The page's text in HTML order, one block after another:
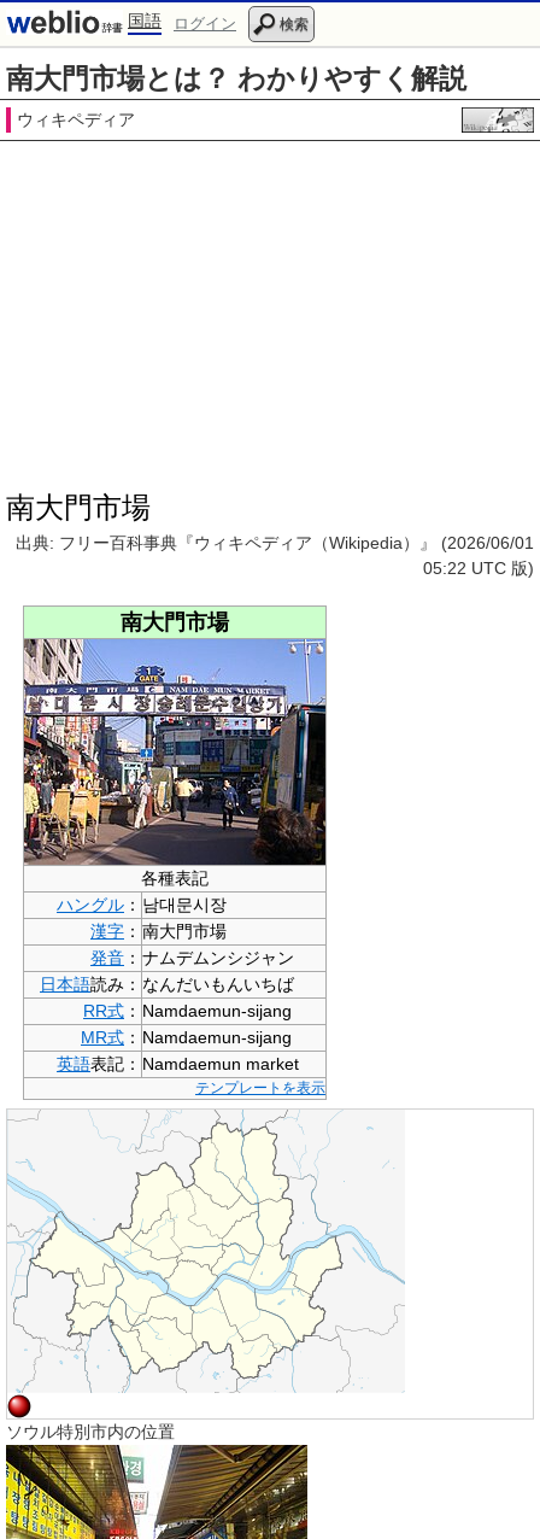
国語 ログイン 検索
南大門市場とは？ わかりやすく解説
ウィキペディア
南大門市場
出典: フリー百科事典『ウィキペディア（Wikipedia）』 (2026/06/01
05:22 UTC 版)
南大門市場
各種表記
ハングル ： 남대문시장
漢字 ： 南大門市場
発音 ： ナムデムンシジャン
日本語読み： なんだいもんいちば
RR式 ： Namdaemun-sijang
MR式 ： Namdaemun-sijang
英語表記： Namdaemun market
テンプレートを表示
ソウル特別市内の位置